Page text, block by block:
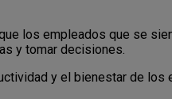
los empleados que se
y tomar decisiones.
y el bienestar de los